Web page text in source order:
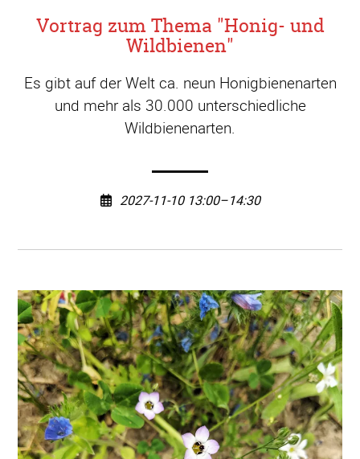
Vortrag zum Thema "Honig- und
Wildbienen"
Es gibt auf der Welt ca. neun Honigbienenarten
und mehr als 30.000 unterschiedliche
Wildbienenarten.
2027-11-10 13:00–14:30